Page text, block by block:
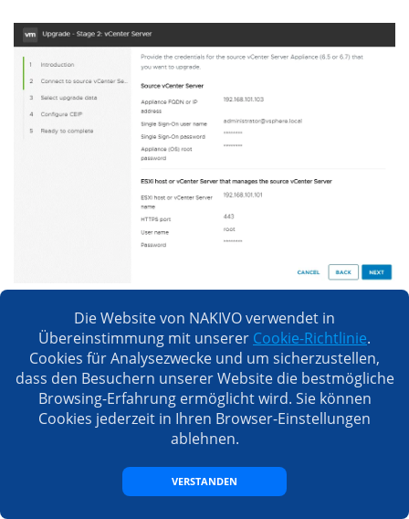
Die Überprüfungen vor dem Upgrade werden
durchgeführt. Warten Sie, bis diese Überprüfungen
fertiggestellt sind.
Die Website von NAKIVO verwendet in
Übereinstimmung mit unserer Cookie-Richtlinie.
Cookies für Analysezwecke und um sicherzustellen,
dass den Besuchern unserer Website die bestmögliche
Browsing-Erfahrung ermöglicht wird. Sie können
Cookies jederzeit in Ihren Browser-Einstellungen
ablehnen.
VERSTANDEN